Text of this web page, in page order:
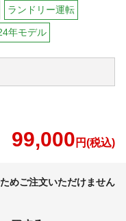
ランドリー運転
年モデル
99,000 円(税込)
めご注文いただけません